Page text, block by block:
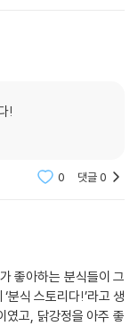
!
0 댓글0
좋아하는 분식들이 그
분식 스토리다!’라고 생
였고, 닭강정을 아주 좋